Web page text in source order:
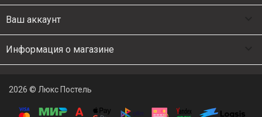
Ваш аккаунт
Информация о магазине
2026 © Люкс Постель